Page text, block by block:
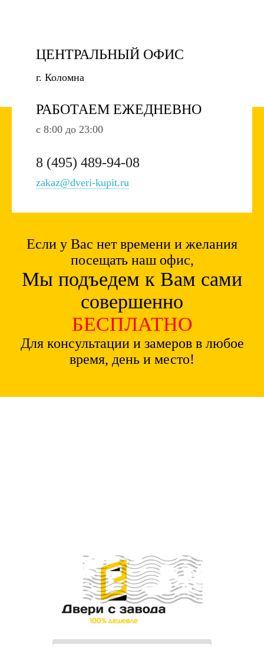
ЦЕНТРАЛЬНЫЙ ОФИС
г. Коломна
РАБОТАЕМ ЕЖЕДНЕВНО
c 8:00 до 23:00
8 (495) 489-94-08
zakaz@dveri-kupit.ru
Если у Вас нет времени и желания
посещать наш офис,
Мы подъедем к Вам сами
совершенно
БЕСПЛАТНО
Для консультации и замеров в любое
время, день и место!